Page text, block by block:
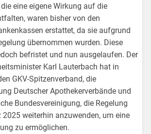
eine eigene Wirkung auf die
waren bisher von den
erstattet, da sie aufgrund
übernommen wurden. Diese
befristet und nun ausgelaufen. Der
Karl Lauterbach hat in
GKV-Spitzenverband, die
Deutscher Apothekerverbände und
Bundesvereinigung, die Regelung
2025 weiterhin anzuwenden, um eine
zu ermöglichen.